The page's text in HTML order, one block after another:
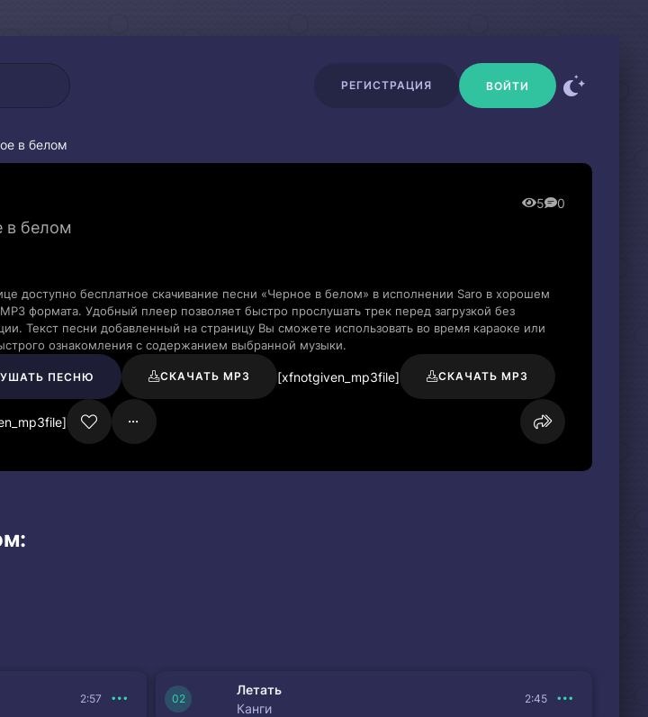
РЕГИСТРАЦИЯ ВОЙТИ
в белом
5 0
в белом
доступно бесплатное скачивание песни «Черное в белом» в исполнении Saro в хорошем
MP3 формата. Удобный плеер позволяет быстро прослушать трек перед загрузкой без
Текст песни добавленный на страницу Вы сможете использовать во время караоке или
ознакомления с содержанием выбранной музыки.
ПЕСНЮ СКАЧАТЬ MP3 [xfnotgiven_mp3file] СКАЧАТЬ MP3
2:57
Летать
Канги
2:45